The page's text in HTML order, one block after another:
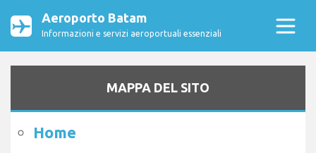
Aeroporto Batam
Informazioni e servizi aeroportuali essenziali
MAPPA DEL SITO
Home